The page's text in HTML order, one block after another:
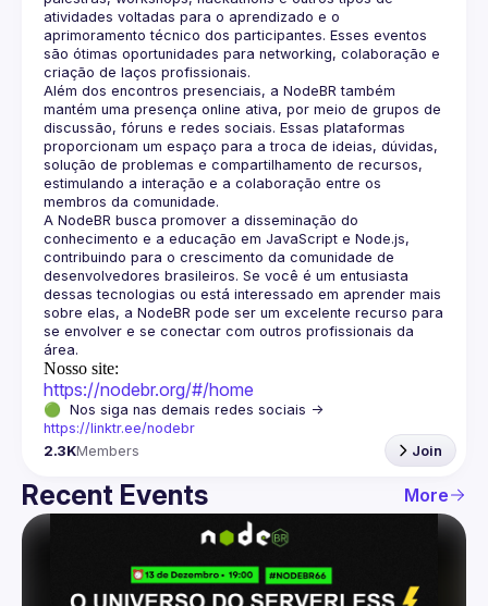
atividades voltadas para o aprendizado e o
aprimoramento técnico dos participantes. Esses eventos
são ótimas oportunidades para networking, colaboração e
Além dos encontros presenciais, a NodeBR também
mantém uma presença online ativa, por meio de grupos de
discussão, fóruns e redes sociais. Essas plataformas
proporcionam um espaço para a troca de ideias, dúvidas,
solução de problemas e compartilhamento de recursos,
estimulando a interação e a colaboração entre os
A NodeBR busca promover a disseminação do
conhecimento e a educação em JavaScript e Node.js,
contribuindo para o crescimento da comunidade de
desenvolvedores brasileiros. Se você é um entusiasta
dessas tecnologias ou está interessado em aprender mais
sobre elas, a NodeBR pode ser um excelente recurso para
se envolver e se conectar com outros profissionais da
Nosso site:
https://nodebr.org/#/home
https://linktr.ee/nodebr
2.3KMembers Join
Recent Events More